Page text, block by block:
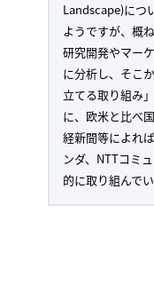
Landscape)につ
ようですが、概
研究開発やマー
に分析し、そこ
立てる取り組み
に、欧米と比べ
経新聞等によれ
ンダ、NTTコミ
的に取り組んでい